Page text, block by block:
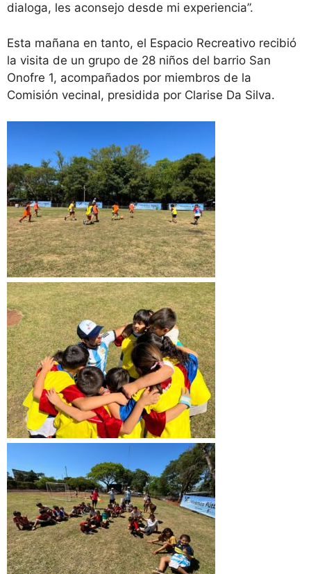
dialoga, les aconsejo desde mi experiencia”.
Esta mañana en tanto, el Espacio Recreativo recibió
la visita de un grupo de 28 niños del barrio San
Onofre 1, acompañados por miembros de la
Comisión vecinal, presidida por Clarise Da Silva.